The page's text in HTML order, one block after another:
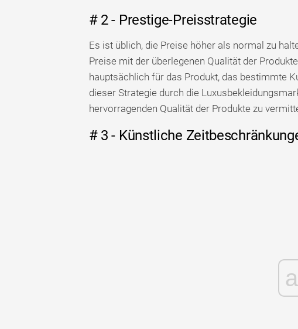
# 2 - Prestige-Preisstrategie
Es ist üblich, die Preise höher als normal zu
Preise mit der überlegenen Qualität der
hauptsächlich für das Produkt, das bestimmte
dieser Strategie durch die
hervorragenden Qualität der Produkte zu
# 3 - Künstliche